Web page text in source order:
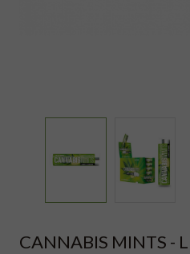
CANNABIS MINTS -